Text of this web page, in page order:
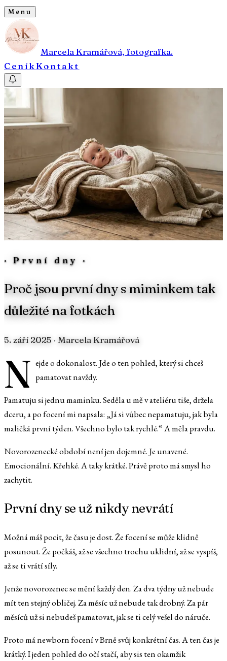
Menu
Marcela Kramářová, fotografka.
CeníkKontakt
·První dny ·
Proč jsou první dny s miminkem tak
důležité na fotkách
5. září 2025 · Marcela Kramářová
N ejde o dokonalost. Jde o ten pohled, který si chceš
pamatovat navždy.
Pamatuju si jednu maminku. Seděla u mě v ateliéru tiše, držela
dceru, a po focení mi napsala: „Já si vůbec nepamatuju, jak byla
maličká první týden. Všechno bylo tak rychlé.“ A měla pravdu.
Novorozenecké období není jen dojemné. Je unavené.
Emocionální. Křehké. A taky krátké. Právě proto má smysl ho
zachytit.
První dny se už nikdy nevrátí
Možná máš pocit, že času je dost. Že focení se může klidně
posunout. Že počkáš, až se všechno trochu uklidní, až se vyspíš,
až se ti vrátí síly.
Jenže novorozenec se mění každý den. Za dva týdny už nebude
mít ten stejný obličej. Za měsíc už nebude tak drobný. Za pár
měsíců už si nebudeš pamatovat, jak se ti celý vešel do náruče.
Proto má newborn focení v Brně svůj konkrétní čas. A ten čas je
krátký. I jeden pohled do očí stačí, aby sis ten okamžik